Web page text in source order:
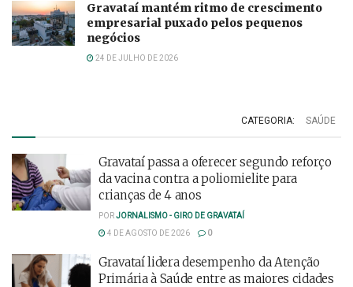
Gravataí mantém ritmo de crescimento
empresarial puxado pelos pequenos
negócios
24 DE JULHO DE 2026
CATEGORIA: SAÚDE
Gravataí passa a oferecer segundo reforço
da vacina contra a poliomielite para
crianças de 4 anos
PORJORNALISMO - GIRO DE GRAVATAÍ
4 DE AGOSTO DE 2026
0
Gravataí lidera desempenho da Atenção
Primária à Saúde entre as maiores cidades